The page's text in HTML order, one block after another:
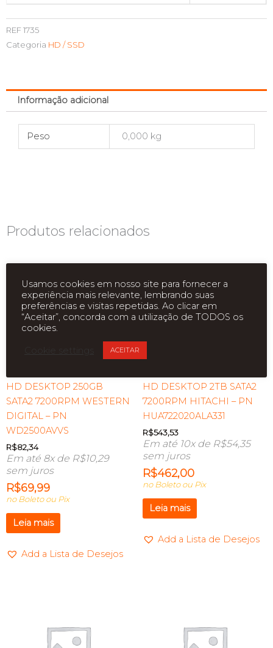
REF1735
Categoria HD / SSD
Informação adicional
Peso 0,000 kg
Produtos relacionados
HD DESKTOP 250GB
SATA2 7200RPM WESTERN
DIGITAL – PN
WD2500AVVS
R$82,34
Em até 8x de R$10,29
sem juros
R$69,99
no Boleto ou Pix
Leia mais
Add a Lista de Desejos
HD DESKTOP 2TB SATA2
7200RPM HITACHI – PN
HUA722020ALA331
R$543,53
Em até 10x de R$54,35
sem juros
R$462,00
no Boleto ou Pix
Leia mais
Add a Lista de Desejos
Usamos cookies em nosso site para fornecer a
experiência mais relevante, lembrando suas
preferências e visitas repetidas. Ao clicar em
“Aceitar”, concorda com a utilização de TODOS os
cookies.
ACEITAR